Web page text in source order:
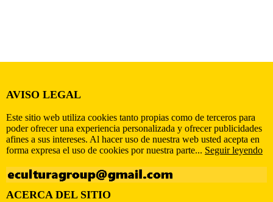
AVISO LEGAL
Este sitio web utiliza cookies tanto propias como de terceros para
poder ofrecer una experiencia personalizada y ofrecer publicidades
afines a sus intereses. Al hacer uso de nuestra web usted acepta en
forma expresa el uso de cookies por nuestra parte... Seguir leyendo
ACERCA DEL SITIO